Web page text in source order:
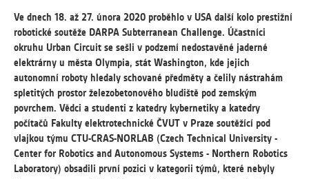
vždy aktivní.
ANALYTICKÉ
Slouží pro získávání anonymizovaných
statistických údajů, které nám pomáhají
vylepšovat naše aplikace. Zpravidla jde o
cookies systémů třetích stran, které k
těmto účelům využíváme.
Ve dnech 18. až 27. února 2020 proběhlo v USA další kolo prestižní
robotické soutěže DARPA Subterranean Challenge. Účastníci
okruhu Urban Circuit se sešli v podzemí nedostavěné jaderné
elektrárny u města Olympia, stát Washington, kde jejich
autonomní roboty hledaly schované předměty a čelily nástrahám
spletitých prostor železobetonového bludiště pod zemským
povrchem. Vědci a studenti z katedry kybernetiky a katedry
počítačů Fakulty elektrotechnické ČVUT v Praze soutěžící pod
vlajkou týmu CTU-CRAS-NORLAB (Czech Technical University -
Center for Robotics and Autonomous Systems - Northern Robotics
Laboratory) obsadili první pozici v kategorii týmů, které nebyly